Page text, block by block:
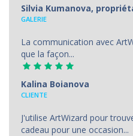
Silvia Kumanova,
GALERIE
La communication avec
que la façon...
Kalina Boianova
CLIENTE
J'utilise ArtWizard pour
cadeau pour une occasion...